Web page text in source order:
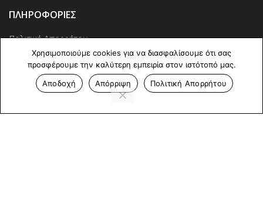
ΠΛΗΡΟΦΟΡΙΕΣ
Πολιτική Απορρήτου
Cookies
Επικοινωνία
Χρησιμοποιούμε cookies για να διασφαλίσουμε ότι σας
προσφέρουμε την καλύτερη εμπειρία στον ιστότοπό μας.
Αποδοχή
Απόρριψη Πολιτική Απορρήτου